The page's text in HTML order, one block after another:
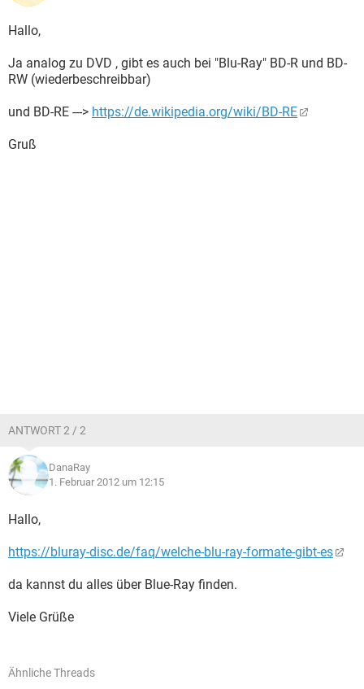
Hallo,
Ja analog zu DVD , gibt es auch bei "Blu-Ray" BD-R und BD-
RW (wiederbeschreibbar)
und BD-RE ---> https://de.wikipedia.org/wiki/BD-RE
Gruß
ANTWORT 2 / 2
DanaRay
1. Februar 2012 um 12:15
Hallo,
https://bluray-disc.de/faq/welche-blu-ray-formate-gibt-es
da kannst du alles über Blue-Ray finden.
Viele Grüße
Ähnliche Threads